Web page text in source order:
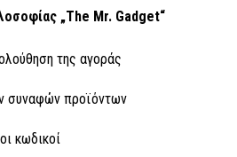
„The Mr. Gadget“
της αγοράς
συναφών προϊόντων
κωδικοί